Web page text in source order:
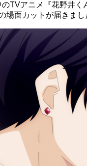
TVアニメ『花野井く
場面カットが届きまし